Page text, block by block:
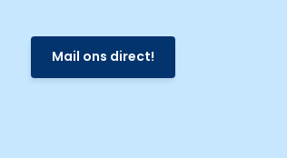
Mail ons direct!